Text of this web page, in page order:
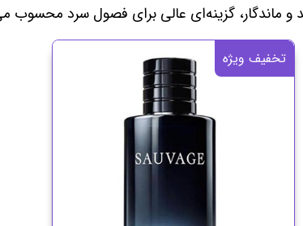
و ماندگار، گزینه‌ای عالی برای فصول سرد محسوب
تخفیف ویژه